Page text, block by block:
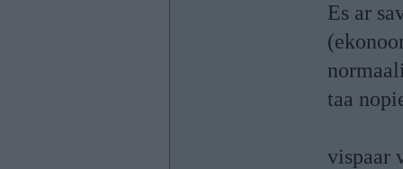
Es ar
taa
vispaar